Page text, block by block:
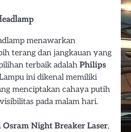
menawarkan
terang dan jangkauan yang
terbaik adalah Philips
ini dikenal memiliki
menciptakan cahaya putih
pada malam hari.
Osram Night Breaker Laser,